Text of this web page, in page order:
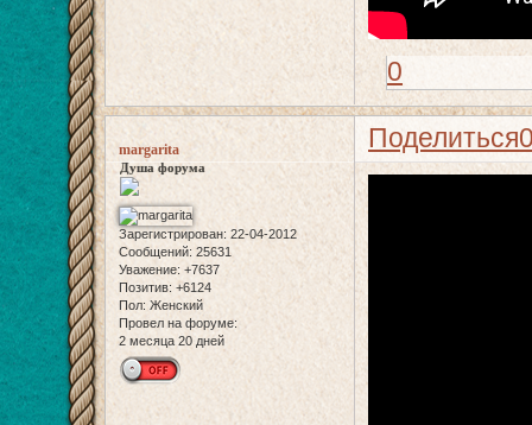
0
Поделиться
margarita
Душа форума
Зарегистрирован: 22-04-2012
Сообщений: 25631
Уважение: +7637
Позитив: +6124
Пол: Женский
Провел на форуме:
2 месяца 20 дней